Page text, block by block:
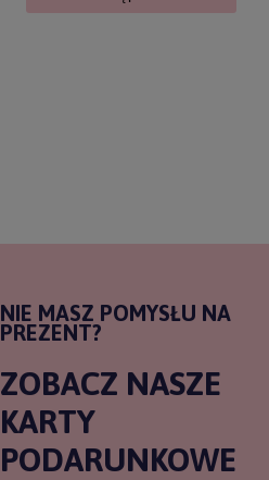
NIE MASZ POMYSŁU NA
PREZENT?
ZOBACZ NASZE
KARTY
PODARUNKOWE